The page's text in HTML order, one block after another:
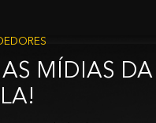
AS MÍDIAS DA